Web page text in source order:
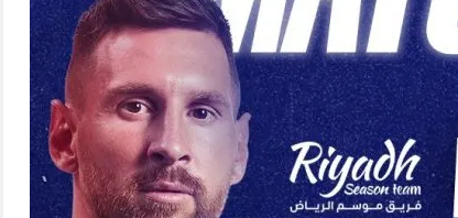
Le Match PSG de Ce Soir: Un
Duel Palpitant en
Perspective